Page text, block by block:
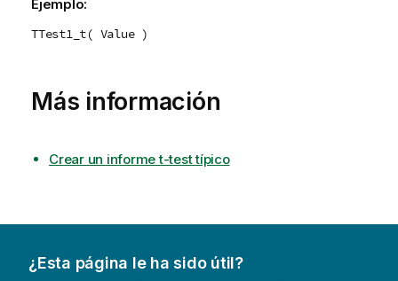
Ejemplo:
TTest1_t( Value )
Más información
Crear un informe t-test típico
¿Esta página le ha sido útil?